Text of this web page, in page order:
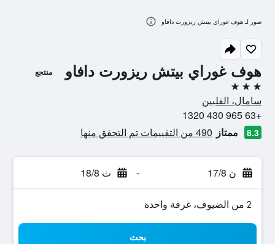
هوف غوراي بيتش ريزورت دافاو منتجع
3 نجوم
سامال، الفلبين
+63 965 430 1320
8.3 ممتاز 490 من التقييمات تم التحقق منها
ن 17/8 - ث 18/8
2 من الضيوف، غرفة واحدة
بحث
صور لـ هوف غوراي بيتش ريزورت دافاو